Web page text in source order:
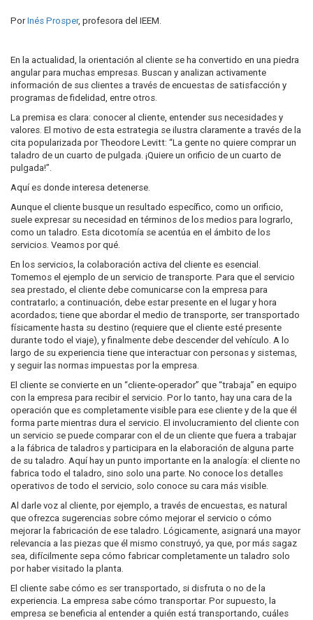
PorInés Prosper, profesora del IEEM.
En la actualidad, la orientación al cliente se ha convertido en una piedra
angular para muchas empresas. Buscan y analizan activamente
información de sus clientes a través de encuestas de satisfacción y
programas de fidelidad, entre otros.
La premisa es clara: conocer al cliente, entender sus necesidades y
valores. El motivo de esta estrategia se ilustra claramente a través de la
cita popularizada por Theodore Levitt: “La gente no quiere comprar un
taladro de un cuarto de pulgada. ¡Quiere un orificio de un cuarto de
pulgada!”.
Aquí es donde interesa detenerse.
Aunque el cliente busque un resultado específico, como un orificio,
suele expresar su necesidad en términos de los medios para lograrlo,
como un taladro. Esta dicotomía se acentúa en el ámbito de los
servicios. Veamos por qué.
En los servicios, la colaboración activa del cliente es esencial.
Tomemos el ejemplo de un servicio de transporte. Para que el servicio
sea prestado, el cliente debe comunicarse con la empresa para
contratarlo; a continuación, debe estar presente en el lugar y hora
acordados; tiene que abordar el medio de transporte, ser transportado
físicamente hasta su destino (requiere que el cliente esté presente
durante todo el viaje), y finalmente debe descender del vehículo. A lo
largo de su experiencia tiene que interactuar con personas y sistemas,
y seguir las normas impuestas por la empresa.
El cliente se convierte en un “cliente-operador” que “trabaja” en equipo
con la empresa para recibir el servicio. Por lo tanto, hay una cara de la
operación que es completamente visible para ese cliente y de la que él
forma parte mientras dura el servicio. El involucramiento del cliente con
un servicio se puede comparar con el de un cliente que fuera a trabajar
a la fábrica de taladros y participara en la elaboración de alguna parte
de su taladro. Aquí hay un punto importante en la analogía: el cliente no
fabrica todo el taladro, sino solo una parte. No conoce los detalles
operativos de todo el servicio, solo conoce su cara más visible.
Al darle voz al cliente, por ejemplo, a través de encuestas, es natural
que ofrezca sugerencias sobre cómo mejorar el servicio o cómo
mejorar la fabricación de ese taladro. Lógicamente, asignará una mayor
relevancia a las piezas que él mismo construyó, ya que, por más sagaz
sea, difícilmente sepa cómo fabricar completamente un taladro solo
por haber visitado la planta.
El cliente sabe cómo es ser transportado, si disfruta o no de la
experiencia. La empresa sabe cómo transportar. Por supuesto, la
empresa se beneficia al entender a quién está transportando, cuáles